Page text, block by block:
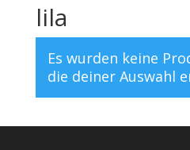
lila
Es wurden keine
die deiner Auswahl